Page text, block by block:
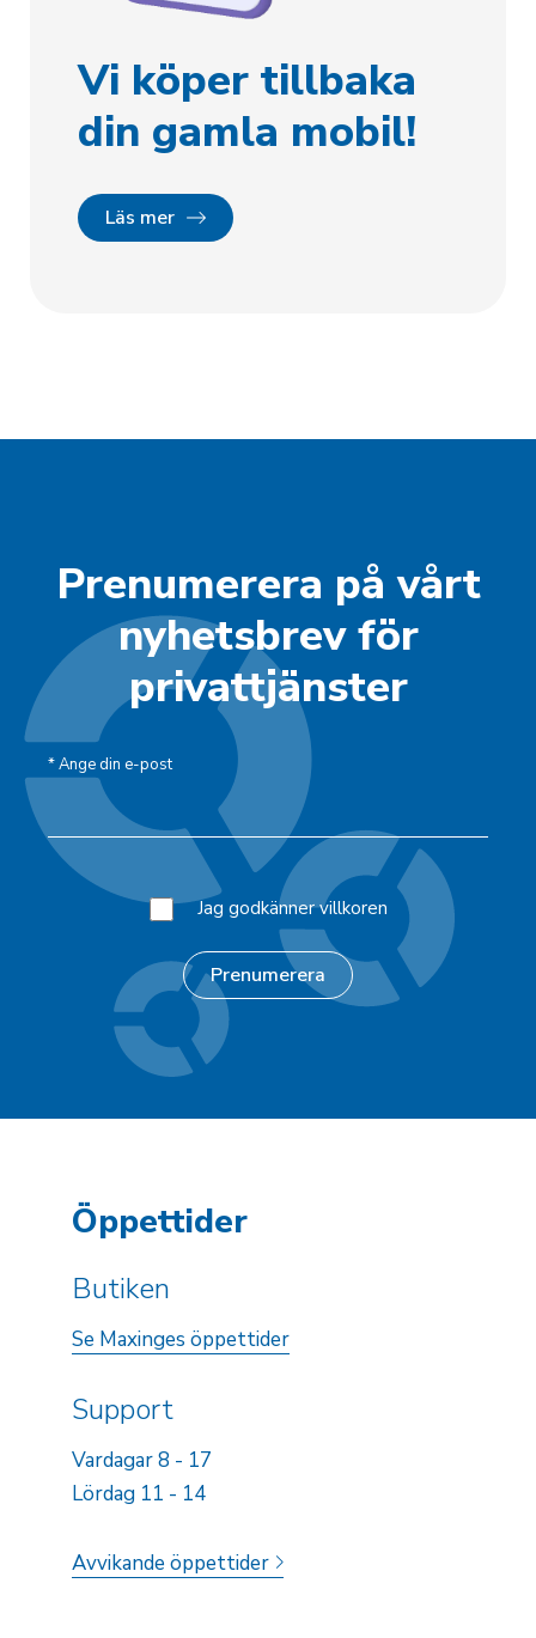
Vi köper tillbaka
din gamla mobil!
Läs mer
Prenumerera på vårt
nyhetsbrev för
privattjänster
*Ange din e-post
Jag godkänner villkoren
Öppettider
Butiken
Se Maxinges öppettider
Support
Vardagar 8 - 17
Lördag 11 - 14
Avvikande öppettider